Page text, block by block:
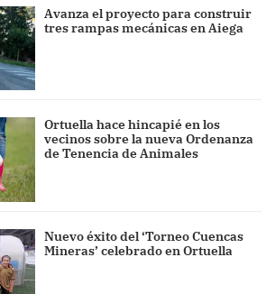
Avanza el proyecto para construir
tres rampas mecánicas en Aiega
Ortuella hace hincapié en los
vecinos sobre la nueva Ordenanza
de Tenencia de Animales
Nuevo éxito del ‘Torneo Cuencas
Mineras’ celebrado en Ortuella